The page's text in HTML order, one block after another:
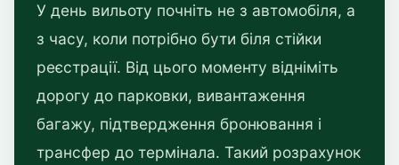
У день вильоту почніть не з автомобіля, а
з часу, коли потрібно бути біля стійки
реєстрації. Від цього моменту відніміть
дорогу до парковки, вивантаження
багажу, підтвердження бронювання і
трансфер до термінала. Такий розрахунок